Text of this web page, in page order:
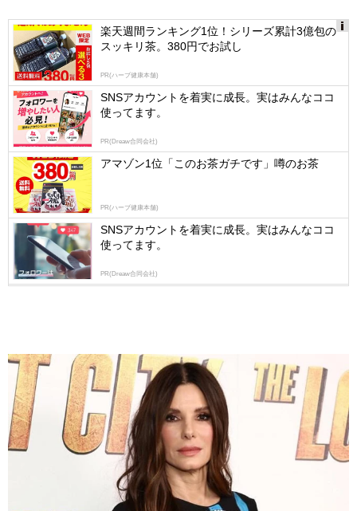
楽天週間ランキング1位！シリーズ累計3億包の
スッキリ茶。380円でお試し
PR(ハーブ健康本舗)
SNSアカウントを着実に成長。実はみんなココ
使ってます。
PR(Dreaw合同会社)
アマゾン1位「このお茶ガチです」噂のお茶
PR(ハーブ健康本舗)
SNSアカウントを着実に成長。実はみんなココ
使ってます。
PR(Dreaw合同会社)